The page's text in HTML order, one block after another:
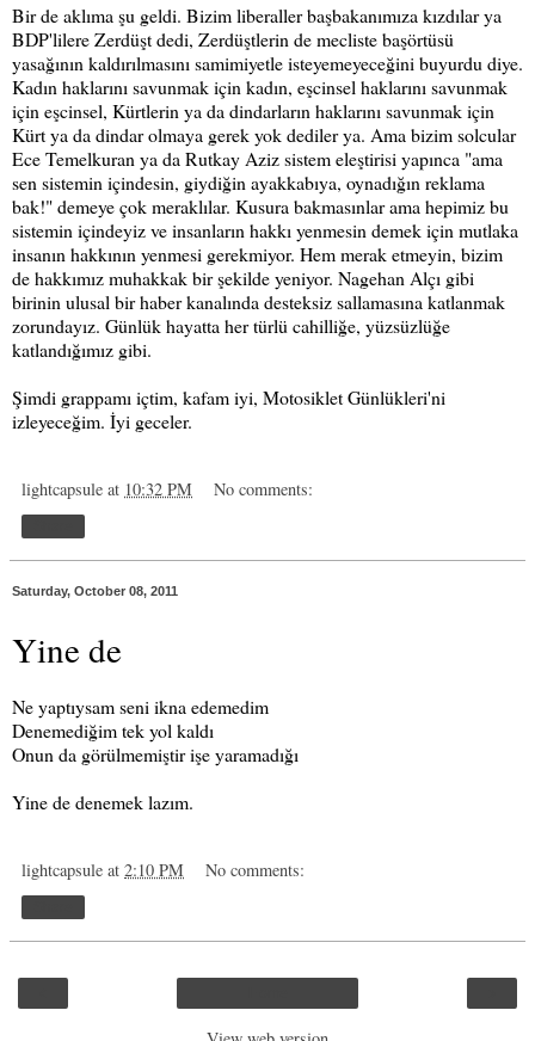
Bir de aklıma şu geldi. Bizim liberaller başbakanımıza kızdılar ya
BDP'lilere Zerdüşt dedi, Zerdüştlerin de mecliste başörtüsü
yasağının kaldırılmasını samimiyetle isteyemeyeceğini buyurdu diye.
Kadın haklarını savunmak için kadın, eşcinsel haklarını savunmak
için eşcinsel, Kürtlerin ya da dindarların haklarını savunmak için
Kürt ya da dindar olmaya gerek yok dediler ya. Ama bizim solcular
Ece Temelkuran ya da Rutkay Aziz sistem eleştirisi yapınca "ama
sen sistemin içindesin, giydiğin ayakkabıya, oynadığın reklama
bak!" demeye çok meraklılar. Kusura bakmasınlar ama hepimiz bu
sistemin içindeyiz ve insanların hakkı yenmesin demek için mutlaka
insanın hakkının yenmesi gerekmiyor. Hem merak etmeyin, bizim
de hakkımız muhakkak bir şekilde yeniyor. Nagehan Alçı gibi
birinin ulusal bir haber kanalında desteksiz sallamasına katlanmak
zorundayız. Günlük hayatta her türlü cahilliğe, yüzsüzlüğe
katlandığımız gibi.
Şimdi grappamı içtim, kafam iyi, Motosiklet Günlükleri'ni
izleyeceğim. İyi geceler.
lightcapsule at 10:32 PM No comments:
Saturday, October 08, 2011
Yine de
Ne yaptıysam seni ikna edemedim
Denemediğim tek yol kaldı
Onun da görülmemiştir işe yaramadığı
Yine de denemek lazım.
lightcapsule at 2:10 PM No comments: